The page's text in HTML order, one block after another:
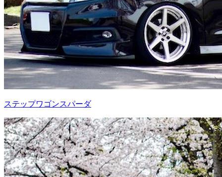
ステップワゴンスパーダ